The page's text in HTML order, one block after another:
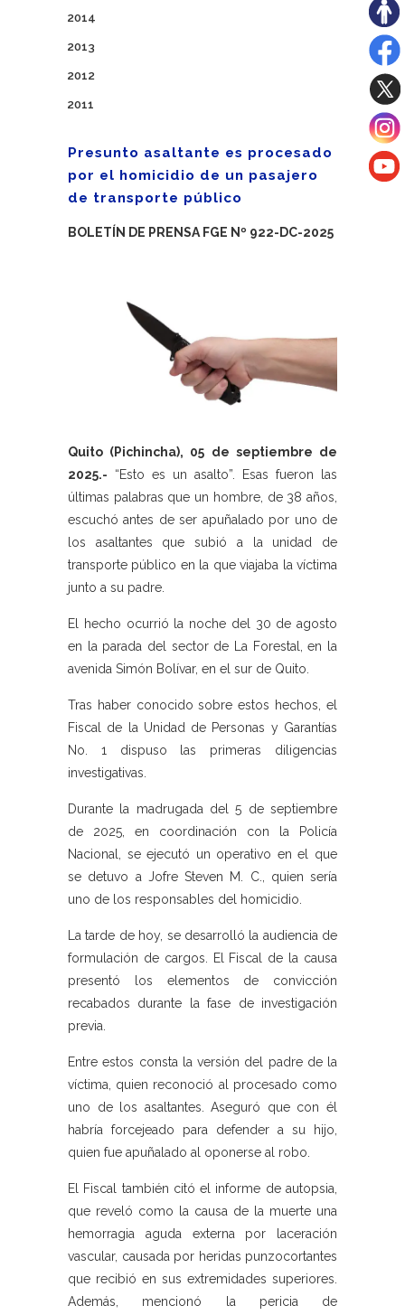
2014
2013
2012
2011
Presunto asaltante es procesado
por el homicidio de un pasajero
de transporte público
BOLETÍN DE PRENSA FGE Nº 922-DC-2025
Quito (Pichincha), 05 de septiembre de
2025.- “Esto es un asalto”. Esas fueron las
últimas palabras que un hombre, de 38 años,
escuchó antes de ser apuñalado por uno de
los asaltantes que subió a la unidad de
transporte público en la que viajaba la víctima
junto a su padre.
El hecho ocurrió la noche del 30 de agosto
en la parada del sector de La Forestal, en la
avenida Simón Bolívar, en el sur de Quito.
Tras haber conocido sobre estos hechos, el
Fiscal de la Unidad de Personas y Garantías
No. 1 dispuso las primeras diligencias
investigativas.
Durante la madrugada del 5 de septiembre
de 2025, en coordinación con la Policía
Nacional, se ejecutó un operativo en el que
se detuvo a Jofre Steven M. C., quien sería
uno de los responsables del homicidio.
La tarde de hoy, se desarrolló la audiencia de
formulación de cargos. El Fiscal de la causa
presentó los elementos de convicción
recabados durante la fase de investigación
previa.
Entre estos consta la versión del padre de la
víctima, quien reconoció al procesado como
uno de los asaltantes. Aseguró que con él
habría forcejeado para defender a su hijo,
quien fue apuñalado al oponerse al robo.
El Fiscal también citó el informe de autopsia,
que reveló como la causa de la muerte una
hemorragia aguda externa por laceración
vascular, causada por heridas punzocortantes
que recibió en sus extremidades superiores.
Además, mencionó la pericia de